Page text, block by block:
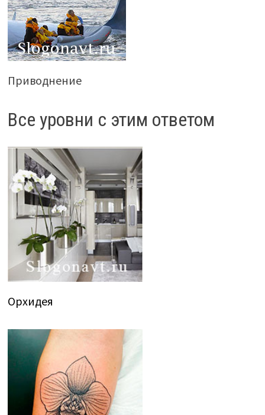
Приводнение
Все уровни с этим ответом
Орхидея